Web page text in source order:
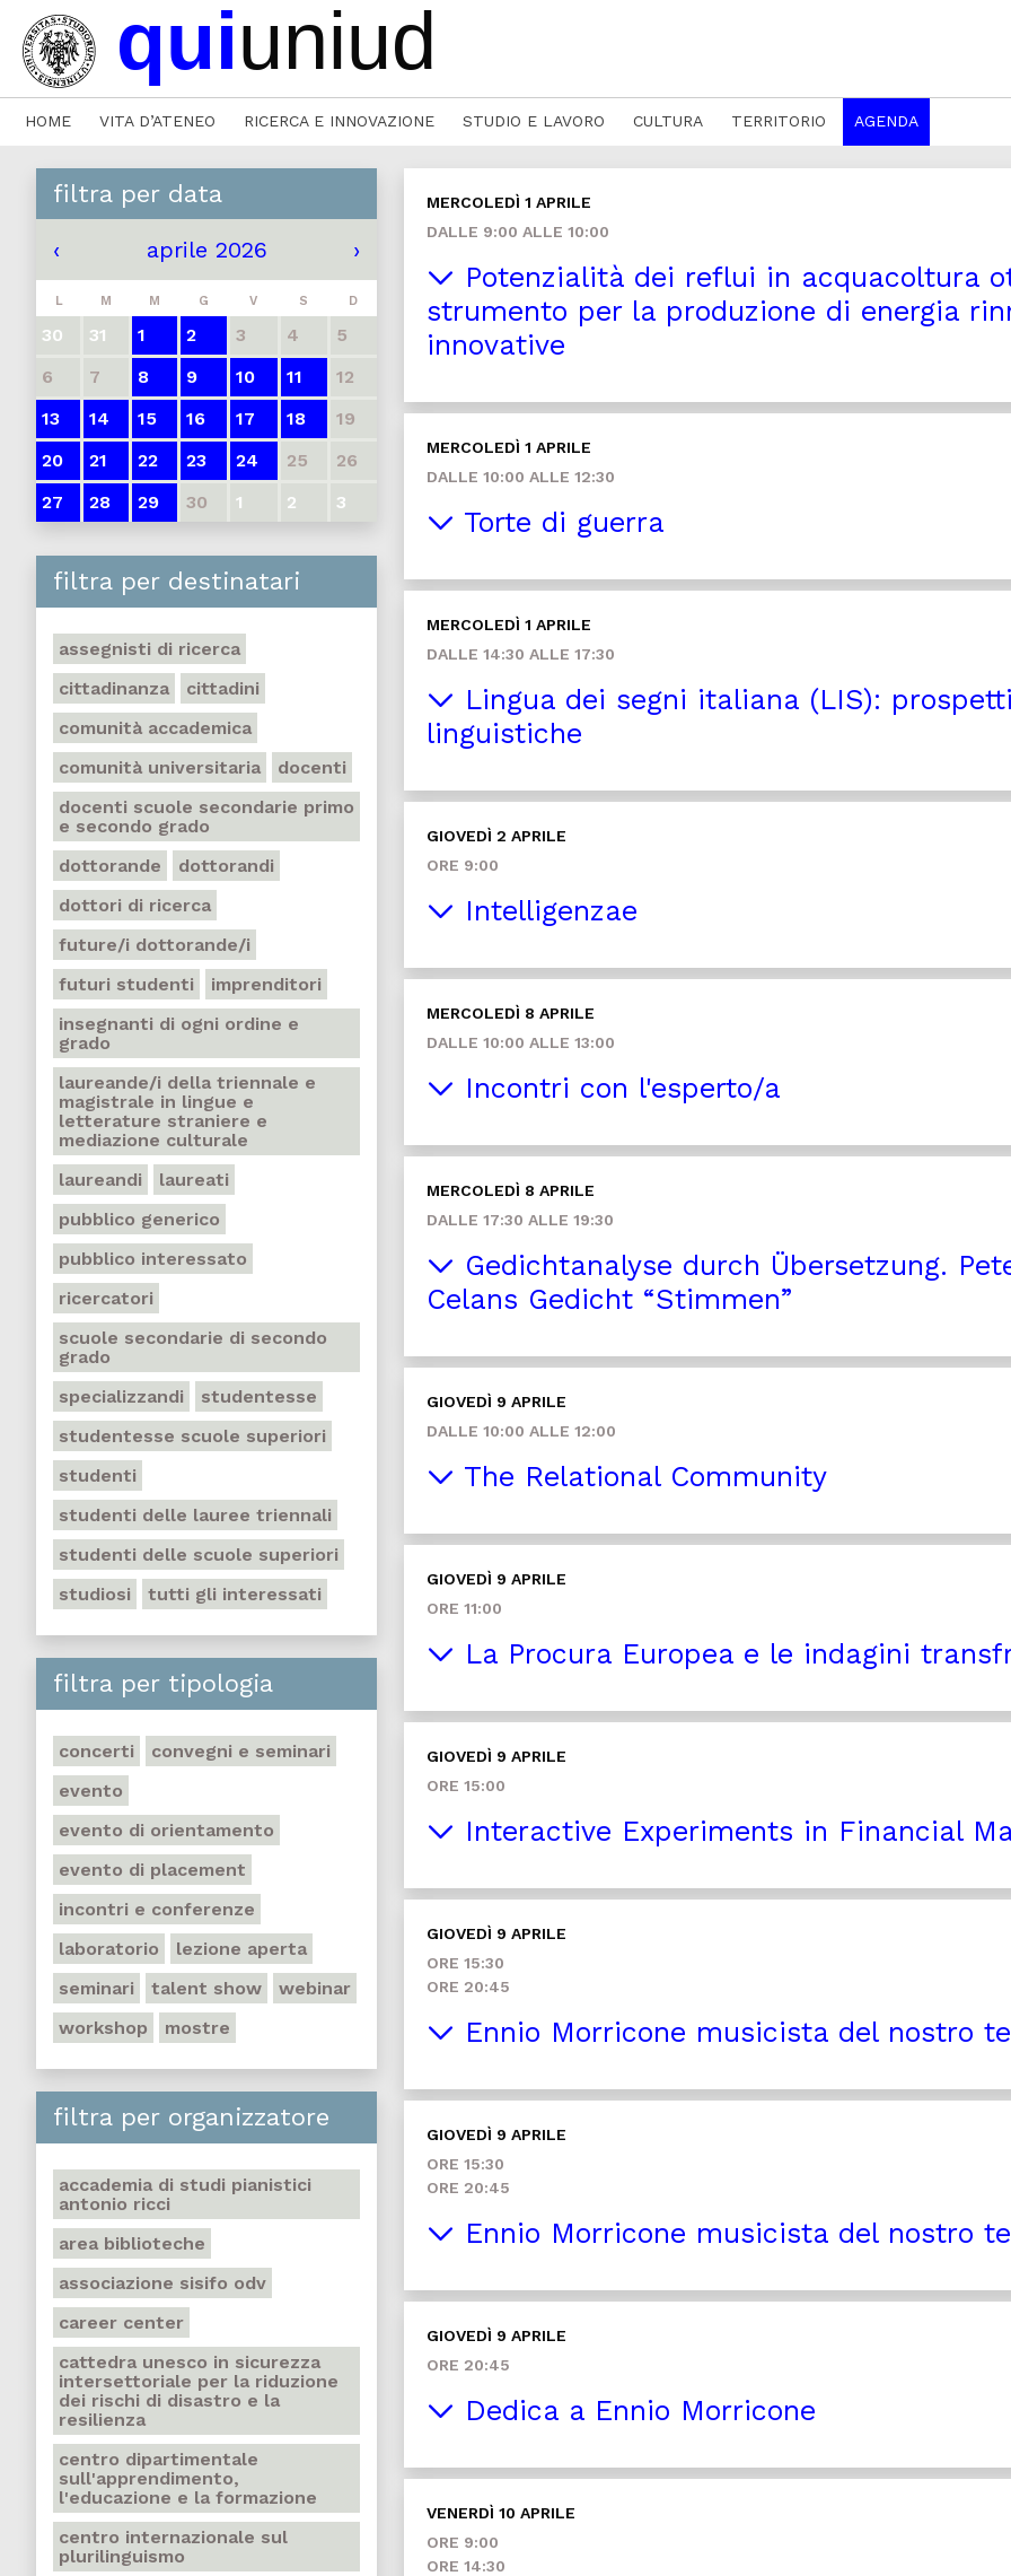
HOME VITA D’ATENEO RICERCA E INNOVAZIONE STUDIO E LAVORO CULTURA TERRITORIO AGENDA
filtra per data
‹ aprile 2026 ›
L M M G V S D
30 31 1 2 3 4
5
6
7 8 9 10 11
12
13
14 15 16 17 18
19
20
21 22 23 24 25
26
27
28 29 30 1 2 3
filtra per destinatari
assegnisti di ricerca
cittadinanza
cittadini
comunità accademica
comunità universitaria
docenti
docenti scuole secondarie primo
e secondo grado
dottorande
dottorandi
dottori di ricerca
future/i dottorande/i
futuri studenti
imprenditori
insegnanti di ogni ordine e
grado
laureande/i della triennale e
magistrale in lingue e
letterature straniere e
mediazione culturale
laureandi
laureati
pubblico generico
pubblico interessato
ricercatori
scuole secondarie di secondo
grado
specializzandi
studentesse
studentesse scuole superiori
studenti
studenti delle lauree triennali
studenti delle scuole superiori
studiosi
tutti gli interessati
filtra per tipologia
concerti
convegni e seminari
evento
evento di orientamento
evento di placement
incontri e conferenze
laboratorio
lezione aperta
seminari
talent show
webinar
workshop
mostre
filtra per organizzatore
accademia di studi pianistici
antonio ricci
area biblioteche
associazione sisifo odv
career center
cattedra unesco in sicurezza
intersettoriale per la riduzione
dei rischi di disastro e la
resilienza
centro dipartimentale
sull'apprendimento,
l'educazione e la formazione
centro internazionale sul
plurilinguismo
MERCOLEDÌ 1 APRILE
DALLE 9:00 ALLE 10:00
Potenzialità dei reflui in acquacoltura
strumento per la produzione di energia
innovative
MERCOLEDÌ 1 APRILE
DALLE 10:00 ALLE 12:30
Torte di guerra
MERCOLEDÌ 1 APRILE
DALLE 14:30 ALLE 17:30
Lingua dei segni italiana (LIS):
linguistiche
GIOVEDÌ 2 APRILE
ORE 9:00
Intelligenzae
MERCOLEDÌ 8 APRILE
DALLE 10:00 ALLE 13:00
Incontri con l'esperto/a
MERCOLEDÌ 8 APRILE
DALLE 17:30 ALLE 19:30
Gedichtanalyse durch Übersetzung.
Celans Gedicht “Stimmen”
GIOVEDÌ 9 APRILE
DALLE 10:00 ALLE 12:00
The Relational Community
GIOVEDÌ 9 APRILE
ORE 11:00
La Procura Europea e le indagini
GIOVEDÌ 9 APRILE
ORE 15:00
Interactive Experiments in Financial
GIOVEDÌ 9 APRILE
ORE 15:30
ORE 20:45
Ennio Morricone musicista del nostro
GIOVEDÌ 9 APRILE
ORE 15:30
ORE 20:45
Ennio Morricone musicista del nostro
GIOVEDÌ 9 APRILE
ORE 20:45
Dedica a Ennio Morricone
VENERDÌ 10 APRILE
ORE 9:00
ORE 14:30